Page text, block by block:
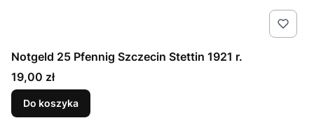
Notgeld 25 Pfennig Szczecin Stettin 1921 r.
Cena
19,00 zł
Do koszyka